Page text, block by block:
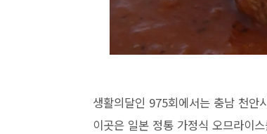
생활의달인 975회에서는 충남 천안
이곳은 일본 정통 가정식 오므라이